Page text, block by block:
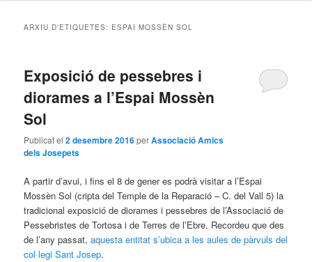
ARXIU D'ETIQUETES: ESPAI MOSSÈN SOL
Exposició de pessebres i
diorames a l’Espai Mossèn
Sol
Publicat el2 desembre 2016perAssociació Amics
dels Josepets
A partir d’avui, i fins el 8 de gener es podrà visitar a l’Espai
Mossèn Sol (cripta del Temple de la Reparació – C. del Vall 5) la
tradicional exposició de diorames i pessebres de l’Associació de
Pessebristes de Tortosa i de Terres de l’Ebre. Recordeu que des
de l’any passat,aquesta entitat s’ubica a les aules de pàrvuls del
col·legi Sant Josep.